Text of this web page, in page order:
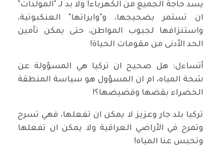
يسد حاجة الجميع من الكهرباء! ولا بد لـ "المولدات"
ان تستمر بضجيجها، و"وايراتها" العنكبوتية،
واستنزافها لجيوب المواطن، حتى يمكن تأمين
الحد الأدنى من مقومات الحياة!
أتساءل: هل صحيح ان تركيا هي المسؤولة عن
شحة المياه، ام ان المسؤول هو سياسة المنطقة
الخضراء بقضها وقضيضها؟!
تركيا بلد جار وعزيز لا يمكن ان تفعلها، فهي تسرح
وتمرح في الأراضي العراقية ولا يمكن ان تفعلها
وتحبس عنا المياه!